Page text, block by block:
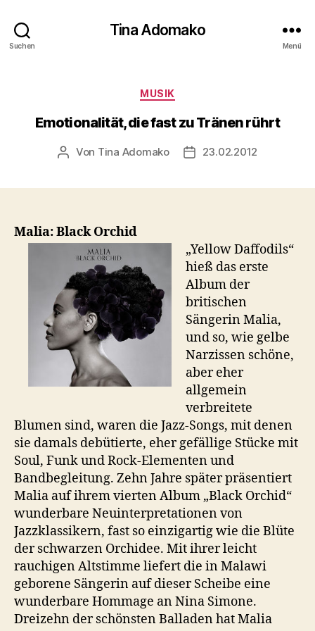
Suchen
Tina Adomako
Menü
Kategorien
MUSIK
Emotionalität, die fast zu Tränen rührt
Beitragsautor
Von Tina Adomako Veröffentlichungsdatum
23.02.2012
Malia: Black Orchid
„Yellow Daffodils“
hieß das erste
Album der
britischen
Sängerin Malia,
und so, wie gelbe
Narzissen schöne,
aber eher
allgemein
verbreitete
Blumen sind, waren die Jazz-Songs, mit denen
sie damals debütierte, eher gefällige Stücke mit
Soul, Funk und Rock-Elementen und
Bandbegleitung. Zehn Jahre später präsentiert
Malia auf ihrem vierten Album „Black Orchid“
wunderbare Neuinterpretationen von
Jazzklassikern, fast so einzigartig wie die Blüte
der schwarzen Orchidee. Mit ihrer leicht
rauchigen Altstimme liefert die in Malawi
geborene Sängerin auf dieser Scheibe eine
wunderbare Hommage an Nina Simone.
Dreizehn der schönsten Balladen hat Malia